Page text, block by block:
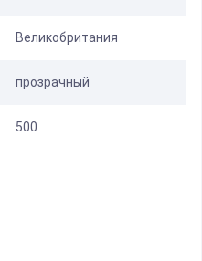
Великобритания
прозрачный
500